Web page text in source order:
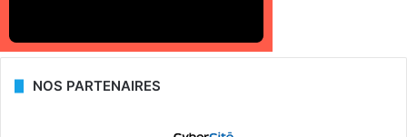
NOS PARTENAIRES